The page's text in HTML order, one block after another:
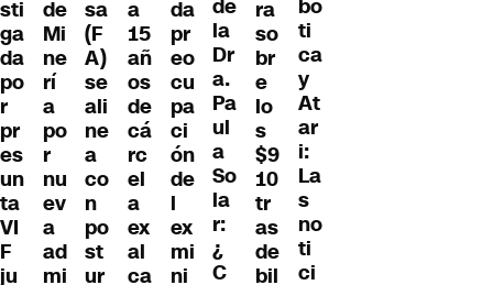
sti
ga
da
po
r
pr
es
un
ta
VI
F
ju
de
Mi
ne
rí
a
po
r
nu
ev
a
ad
mi
sa
(F
A)
se
ali
ne
a
co
n
po
st
ur
a
15
añ
os
de
cá
rc
el
a
ex
al
ca
da
pr
eo
cu
pa
ci
ón
de
l
ex
mi
ni
de
la
Dr
a.
Pa
ul
a
So
la
r:
¿
C
ra
so
br
e
lo
s
$9
10
tr
as
de
bil
bó
ti
ca
y
At
ar
i:
La
s
no
ti
ci